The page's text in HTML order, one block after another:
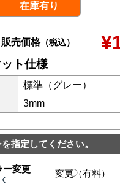
在庫有り
販売価格（税込）
ト仕様
標準（グレー）
3mm
指定してください。
ー変更 変更（有料）